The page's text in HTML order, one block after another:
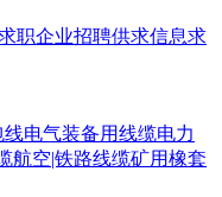
职企业招聘供求信息求
线电气装备用线缆电力
航空|铁路线缆矿用橡套